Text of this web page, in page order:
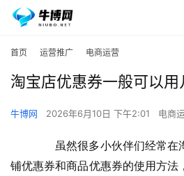
首页 运营推广 电商运营
淘宝店优惠券一般可以用
牛博网 2026年6月10日 下午2:01 电商
虽然很多小伙伴们经常在
铺优惠券和商品优惠券的使用方法